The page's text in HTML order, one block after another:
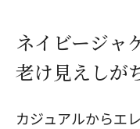
ネイビージャ
老け見えしが
カジュアルからエ